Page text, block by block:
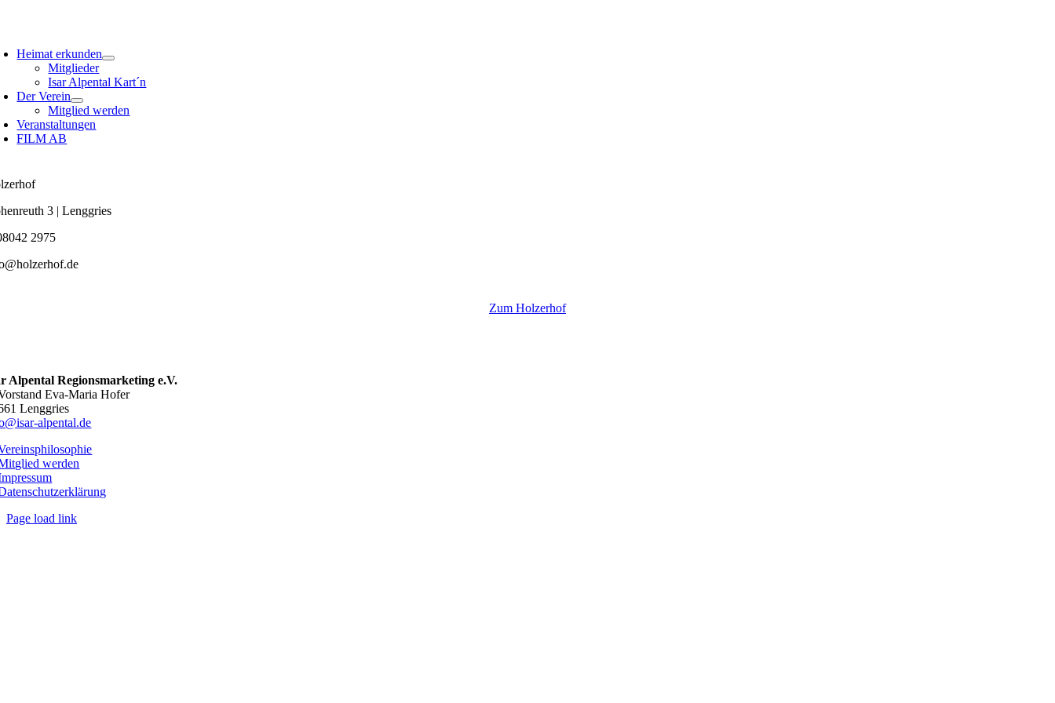
Heimat erkunden
Mitglieder
Isar Alpental Kart´n
Der Verein
Mitglied werden
Veranstaltungen
FILM AB
3 | Lenggries
2975
Zum Holzerhof
Alpental Regionsmarketing e.V.
Eva-Maria Hofer
Lenggries
alpental.de
werden
Page load link